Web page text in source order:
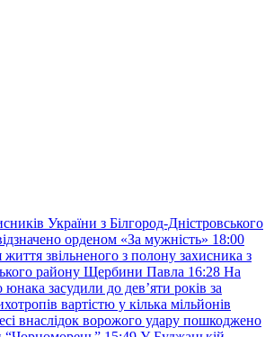
України з Білгород-Дністровського
орденом «За мужність» 18:00
життя звільненого з полону захисника з
району Щербини Павла 16:28 На
засудили до дев’яти років за
вартістю у кілька мільйонів
внаслідок ворожого удару пошкоджено